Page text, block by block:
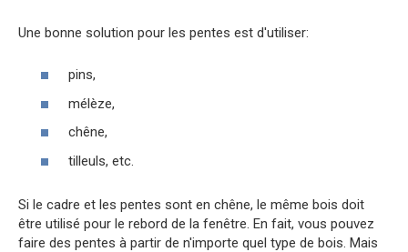
Une bonne solution pour les pentes est d'utiliser:
pins,
mélèze,
chêne,
tilleuls, etc.
Si le cadre et les pentes sont en chêne, le même bois doit
être utilisé pour le rebord de la fenêtre. En fait, vous pouvez
faire des pentes à partir de n'importe quel type de bois. Mais